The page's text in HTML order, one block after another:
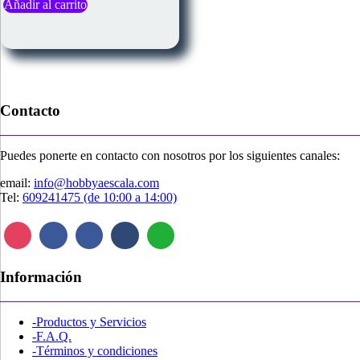
Añadir al carrito
Contacto
Puedes ponerte en contacto con nosotros por los siguientes canales:
email: info@hobbyaescala.com
Tel: 609241475 (de 10:00 a 14:00)
Información
-Productos y Servicios
-F.A.Q.
-Términos y condiciones